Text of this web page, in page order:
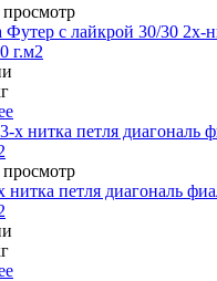
Футер с лайкрой 30/30 2х-
г.м2
нитка петля диагональ